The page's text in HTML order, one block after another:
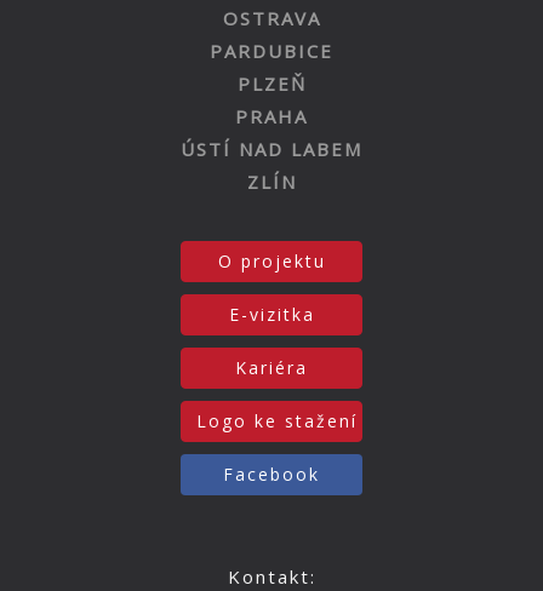
OSTRAVA
PARDUBICE
PLZEŇ
PRAHA
ÚSTÍ NAD LABEM
ZLÍN
O projektu
E-vizitka
Kariéra
Logo ke stažení
Facebook
Kontakt: